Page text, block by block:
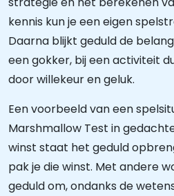
kennis kun je een eigen
Daarna blijkt geduld de
een gokker, bij een activiteit
door willekeur en geluk.
Een voorbeeld van een
Marshmallow Test in
winst staat het geduld
pak je die winst. Met andere
geduld om, ondanks de